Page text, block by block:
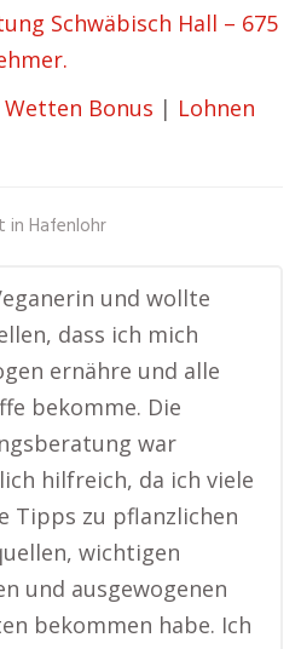
Schwäbisch Hall – 675
Wetten Bonus | Lohnen
in Hafenlohr
und wollte
dass ich mich
ernähre und alle
bekomme. Die
war
hilfreich, da ich viele
Tipps zu pflanzlichen
wichtigen
und ausgewogenen
bekommen habe. Ich